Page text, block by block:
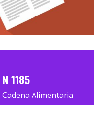
1185
Alimentaria